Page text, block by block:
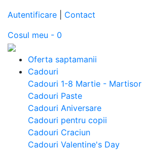
Autentificare
Contact
Cosul meu - 0
Oferta saptamanii
Cadouri
Cadouri 1-8 Martie - Martisor
Cadouri Paste
Cadouri Aniversare
Cadouri pentru copii
Cadouri Craciun
Cadouri Valentine's Day